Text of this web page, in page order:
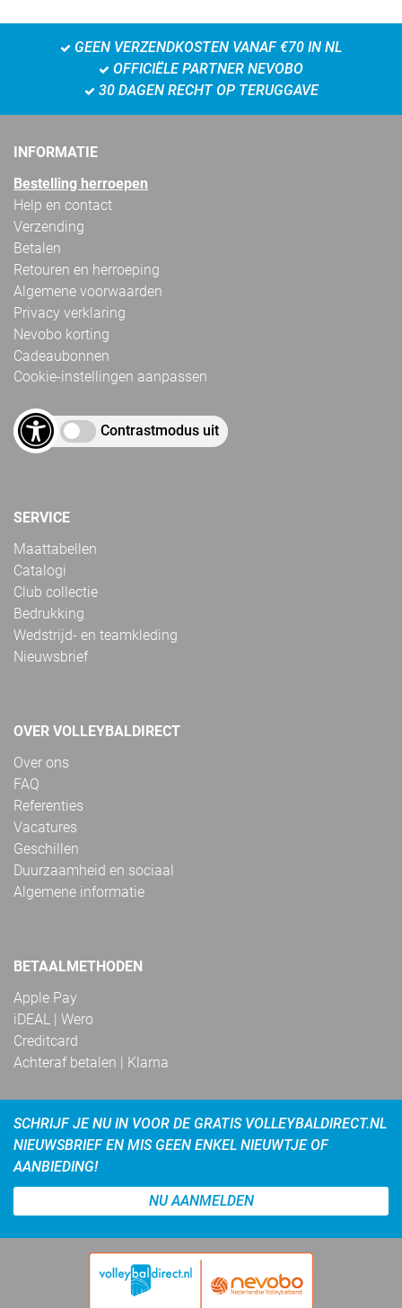
GEEN VERZENDKOSTEN VANAF €70 IN NL
OFFICIËLE PARTNER NEVOBO
30 DAGEN RECHT OP TERUGGAVE
INFORMATIE
Bestelling herroepen
Help en contact
Verzending
Betalen
Retouren en herroeping
Algemene voorwaarden
Privacy verklaring
Nevobo korting
Cadeaubonnen
Cookie-instellingen aanpassen
Contrastmodus uit
SERVICE
Maattabellen
Catalogi
Club collectie
Bedrukking
Wedstrijd- en teamkleding
Nieuwsbrief
OVER VOLLEYBALDIRECT
Over ons
FAQ
Referenties
Vacatures
Geschillen
Duurzaamheid en sociaal
Algemene informatie
BETAALMETHODEN
Apple Pay
iDEAL | Wero
Creditcard
Achteraf betalen | Klarna
SCHRIJF JE NU IN VOOR DE GRATIS VOLLEYBALDIRECT.NL
NIEUWSBRIEF EN MIS GEEN ENKEL NIEUWTJE OF
AANBIEDING!
NU AANMELDEN